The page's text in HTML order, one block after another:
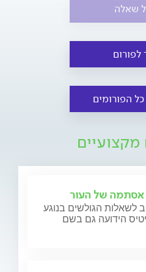
שאלה
לפורום
הפורומים
מקצועיים
אסתמה של העור
לשאלות הגולשים בנוגע
הידועה גם בשם